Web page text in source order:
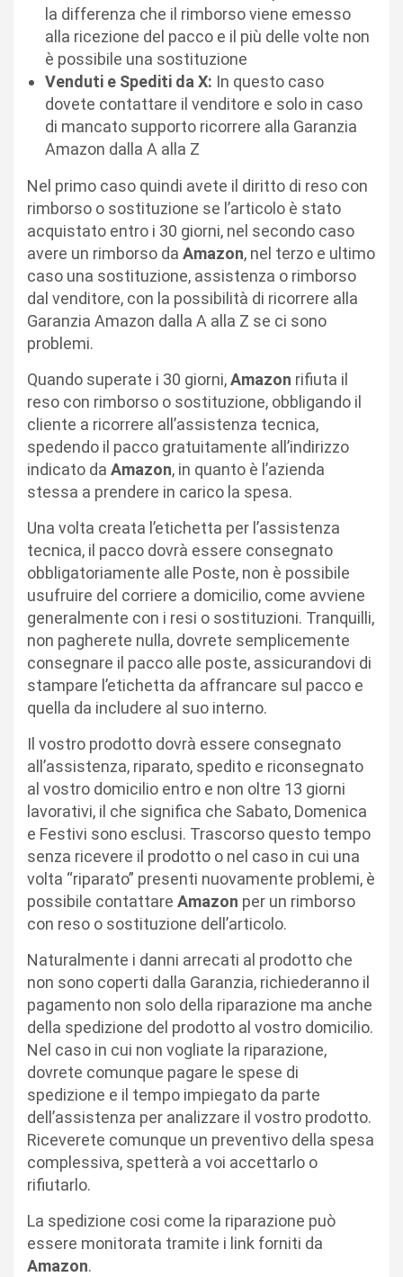
la differenza che il rimborso viene emesso
alla ricezione del pacco e il più delle volte non
è possibile una sostituzione
Venduti e Spediti da X: In questo caso
dovete contattare il venditore e solo in caso
di mancato supporto ricorrere alla Garanzia
Amazon dalla A alla Z
Nel primo caso quindi avete il diritto di reso con
rimborso o sostituzione se l’articolo è stato
acquistato entro i 30 giorni, nel secondo caso
avere un rimborso da Amazon, nel terzo e ultimo
caso una sostituzione, assistenza o rimborso
dal venditore, con la possibilità di ricorrere alla
Garanzia Amazon dalla A alla Z se ci sono
problemi.
Quando superate i 30 giorni,Amazon rifiuta il
reso con rimborso o sostituzione, obbligando il
cliente a ricorrere all’assistenza tecnica,
spedendo il pacco gratuitamente all’indirizzo
indicato da Amazon, in quanto è l’azienda
stessa a prendere in carico la spesa.
Una volta creata l’etichetta per l’assistenza
tecnica, il pacco dovrà essere consegnato
obbligatoriamente alle Poste, non è possibile
usufruire del corriere a domicilio, come avviene
generalmente con i resi o sostituzioni. Tranquilli,
non pagherete nulla, dovrete semplicemente
consegnare il pacco alle poste, assicurandovi di
stampare l’etichetta da affrancare sul pacco e
quella da includere al suo interno.
Il vostro prodotto dovrà essere consegnato
all’assistenza, riparato, spedito e riconsegnato
al vostro domicilio entro e non oltre 13 giorni
lavorativi, il che significa che Sabato, Domenica
e Festivi sono esclusi. Trascorso questo tempo
senza ricevere il prodotto o nel caso in cui una
volta “riparato” presenti nuovamente problemi, è
possibile contattare Amazon per un rimborso
con reso o sostituzione dell’articolo.
Naturalmente i danni arrecati al prodotto che
non sono coperti dalla Garanzia, richiederanno il
pagamento non solo della riparazione ma anche
della spedizione del prodotto al vostro domicilio.
Nel caso in cui non vogliate la riparazione,
dovrete comunque pagare le spese di
spedizione e il tempo impiegato da parte
dell’assistenza per analizzare il vostro prodotto.
Riceverete comunque un preventivo della spesa
complessiva, spetterà a voi accettarlo o
rifiutarlo.
La spedizione cosi come la riparazione può
essere monitorata tramite i link forniti da
Amazon.